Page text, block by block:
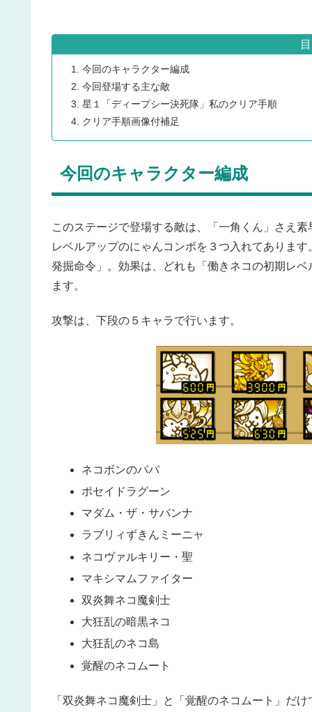
今回のキャラクター編成
今回登場する主な敵
星１「ディープシー決死隊」私のクリア手順
クリア手順画像付補足
今回のキャラクター編成
このステージで登場する敵は、「一角くん」さえ
レベルアップのにゃんコンボを３つ入れてありま
発掘命令」。効果は、どれも「働きネコの初期レ
ます。
攻撃は、下段の５キャラで行います。
ネコボンのパパ
ポセイドラグーン
マダム・ザ・サバンナ
ラブリィずきんミーニャ
ネコヴァルキリー・聖
マキシマムファイター
双炎舞ネコ魔剣士
大狂乱の暗黒ネコ
大狂乱のネコ島
覚醒のネコムート
「双炎舞ネコ魔剣士」と「覚醒のネコムート」だ